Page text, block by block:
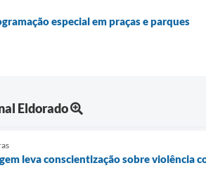
especial em praças e parques
Eldorado
leva conscientização sobre violência